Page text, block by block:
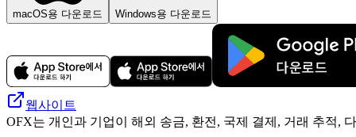
macOS용 다운로드 Windows용 다운로드
웹사이트
OFX는 개인과 기업이 해외 송금, 환전, 국제 결제, 거래 추적,